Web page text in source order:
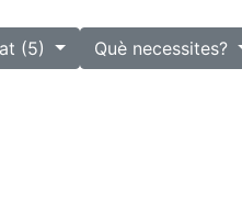
(5)
Què necessites?